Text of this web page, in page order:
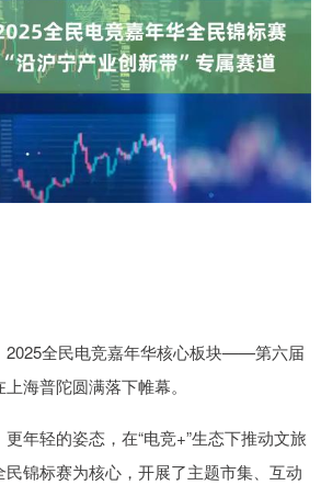
2025全民电竞嘉年华核心板块——第六届
海普陀圆满落下帷幕。
年轻的姿态，在“电竞+”生态下推动文旅
锦标赛为核心，开展了主题市集、互动